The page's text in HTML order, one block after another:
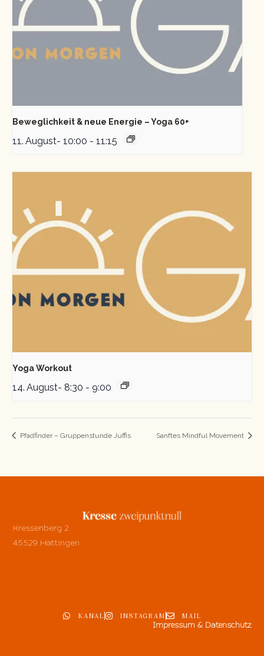
Beweglichkeit & neue Energie – Yoga 60+
11. August- 10:00 - 11:15
Yoga Workout
14. August- 8:30 - 9:00
Pfadfinder – Gruppenstunde Juffis Sanftes Mindful Movement
Kressenberg 2
45529 Hattingen
KANAL INSTAGRAM MAIL
Impressum & Datenschutz